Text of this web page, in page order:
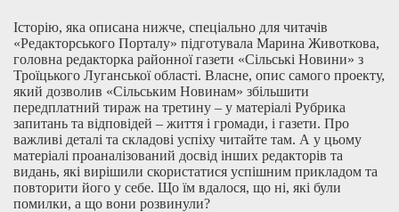
Історію, яка описана нижче, спеціально для читачів
«Редакторського Порталу» підготувала Марина Животкова,
головна редакторка районної газети «Сільські Новини» з
Троїцького Луганської області. Власне, опис самого проекту,
який дозволив «Сільським Новинам» збільшити
передплатний тираж на третину – у матеріалі Рубрика
запитань та відповідей – життя і громади, і газети. Про
важливі деталі та складові успіху читайте там. А у цьому
матеріалі проаналізований досвід інших редакторів та
видань, які вирішили скористатися успішним прикладом та
повторити його у себе. Що їм вдалося, що ні, які були
помилки, а що вони розвинули?